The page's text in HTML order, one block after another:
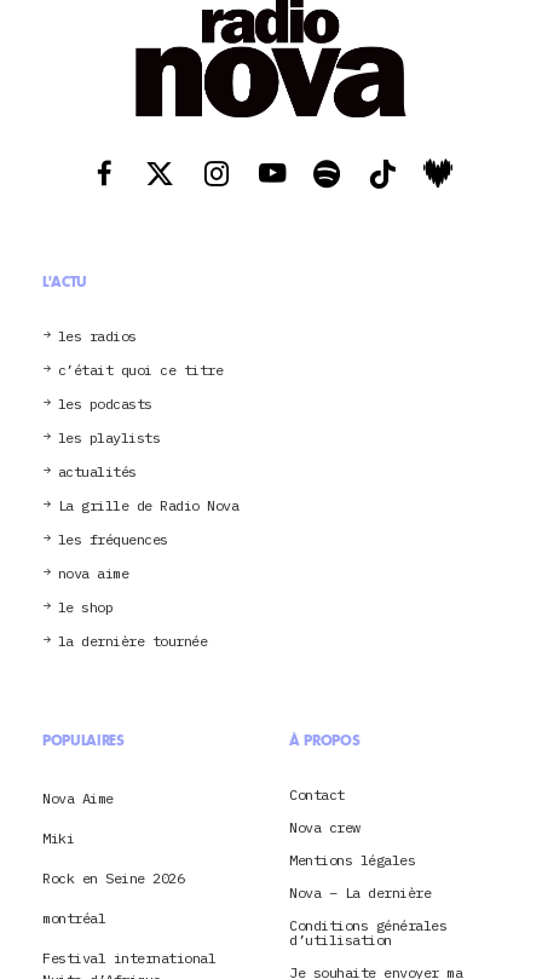
L'ACTU
les radios
c’était quoi ce titre
les podcasts
les playlists
actualités
La grille de Radio Nova
les fréquences
nova aime
le shop
la dernière tournée
POPULAIRES
Nova Aime
Miki
Rock en Seine 2026
montréal
Festival international
À PROPOS
Contact
Nova crew
Mentions légales
Nova – La dernière
Conditions générales
d’utilisation
Je souhaite envoyer ma